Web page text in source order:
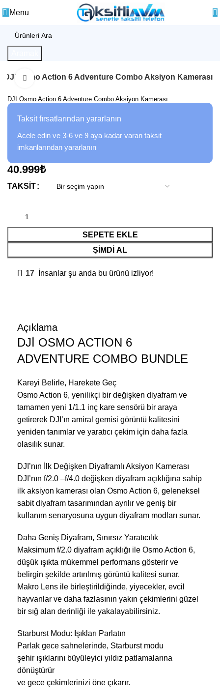
Menu
DJI Osmo Action 6 Adventure Combo Aksiyon Kamerası
Büyütmek için tıklayın
DJI Osmo Action 6 Adventure Combo Aksiyon Kamerası
Taksit fırsatlarından yararlanın
Acele edin ve 3-6 ve 9 aya kadar varan taksit
imkanlarından yararlanın
40.999₺
TAKSIT
SEPETE EKLE
ŞIMDI AL
17 İnsanlar şu anda bu ürünü izliyor!
Açıklama
DJİ OSMO ACTION 6
ADVENTURE COMBO BUNDLE
Kareyi Belirle, Harekete Geç
Osmo Action 6, yenilikçi bir değişken diyafram ve
tamamen yeni 1/1.1 inç kare sensörü bir araya
getirerek DJI’ın amiral gemisi görüntü kalitesini
yeniden tanımlar ve yaratıcı çekim için daha fazla
olasılık sunar.
DJI’nın İlk Değişken Diyaframlı Aksiyon Kamerası
DJI’nın f/2.0 –f/4.0 değişken diyafram açıklığına sahip
ilk aksiyon kamerası olan Osmo Action 6, geleneksel
sabit diyafram tasarımından ayrılır ve geniş bir
kullanım senaryosuna uygun diyafram modları sunar.
Daha Geniş Diyafram, Sınırsız Yaratıcılık
Maksimum f/2.0 diyafram açıklığı ile Osmo Action 6,
düşük ışıkta mükemmel performans gösterir ve
belirgin şekilde artırılmış görüntü kalitesi sunar.
Makro Lens ile birleştirildiğinde, yiyecekler, evcil
hayvanlar ve daha fazlasının yakın çekimlerini güzel
bir sığ alan derinliği ile yakalayabilirsiniz.
Starburst Modu: Işıkları Parlatın
Parlak gece sahnelerinde, Starburst modu
şehir ışıklarını büyüleyici yıldız patlamalarına
dönüştürür
ve gece çekimlerinizi öne çıkarır.